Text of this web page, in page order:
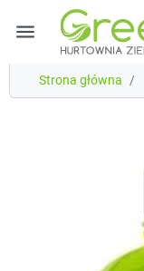
menu
Strona główna